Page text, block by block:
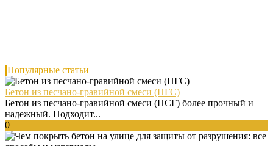
Популярные статьи
Бетон из песчано-гравийной смеси (ПГС)
Бетон из песчано-гравийной смеси (ПСГ) более прочный и
надежный. Подходит...
0